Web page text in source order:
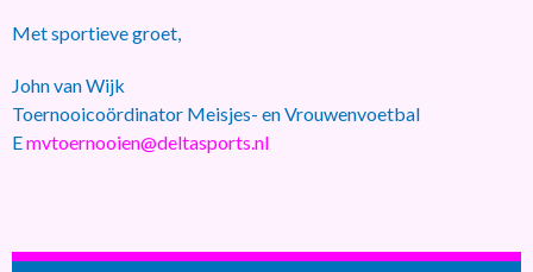
Met sportieve groet,
John van Wijk
Toernooicoördinator Meisjes- en Vrouwenvoetbal
Emvtoernooien@deltasports.nl